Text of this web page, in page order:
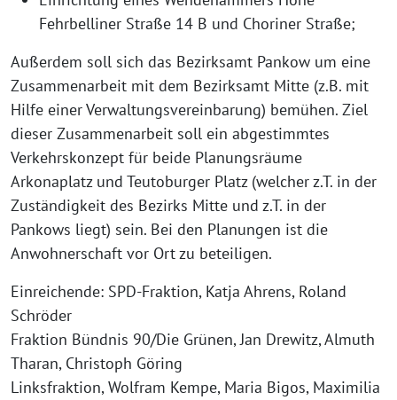
Fehrbelliner Straße 14 B und Choriner Straße;
Außerdem soll sich das Bezirksamt Pankow um eine
Zusammenarbeit mit dem Bezirksamt Mitte (z.B. mit
Hilfe einer Verwaltungsvereinbarung) bemühen. Ziel
dieser Zusammenarbeit soll ein abgestimmtes
Verkehrskonzept für beide Planungsräume
Arkonaplatz und Teutoburger Platz (welcher z.T. in der
Zuständigkeit des Bezirks Mitte und z.T. in der
Pankows liegt) sein. Bei den Planungen ist die
Anwohnerschaft vor Ort zu beteiligen.
Einreichende: SPD-Fraktion, Katja Ahrens, Roland
Schröder
Fraktion Bündnis 90/Die Grünen, Jan Drewitz, Almuth
Tharan, Christoph Göring
Linksfraktion, Wolfram Kempe, Maria Bigos, Maximilia